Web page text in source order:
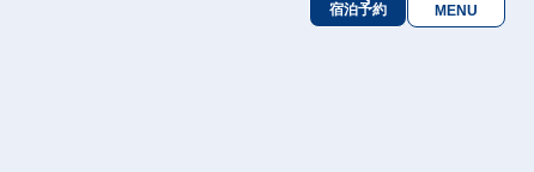
宿泊予約 MENU